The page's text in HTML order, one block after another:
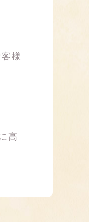
様
高